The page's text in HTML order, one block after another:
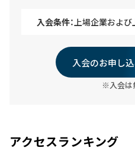
入会条件：上場企業およ
入会のお申し
※入会は
アクセスランキング